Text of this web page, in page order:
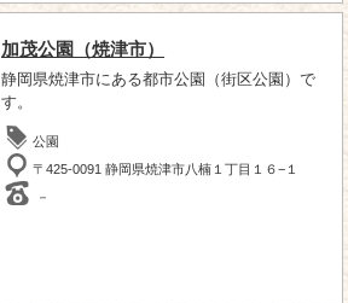
加茂公園（焼津市）
静岡県焼津市にある都市公園（街区公園）で
す。
公園
〒425-0091 静岡県焼津市八楠１丁目１６−１
－